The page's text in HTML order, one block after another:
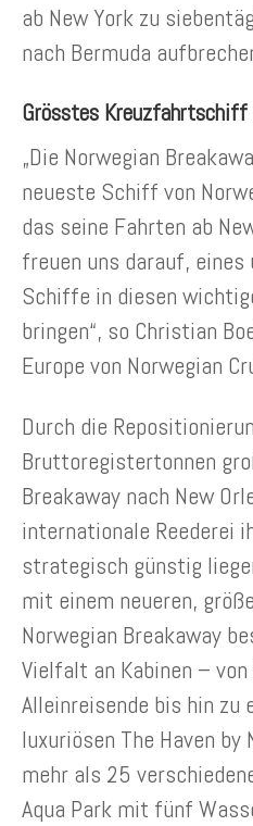
ab New York zu
nach Bermuda
Grösstes Kreuzfahrtschiff
„Die Norwegian
neueste Schiff von
das seine Fahrten ab
freuen uns darauf,
Schiffe in diesen
bringen“, so Christian
Europe von Norwegian
Durch die
Bruttoregistertonnen
Breakaway nach New
internationale Reederei
strategisch günstig
mit einem neueren,
Norwegian Breakaway
Vielfalt an Kabinen –
Alleinreisende bis hin zu
luxuriösen The Haven
mehr als 25
Aqua Park mit fünf